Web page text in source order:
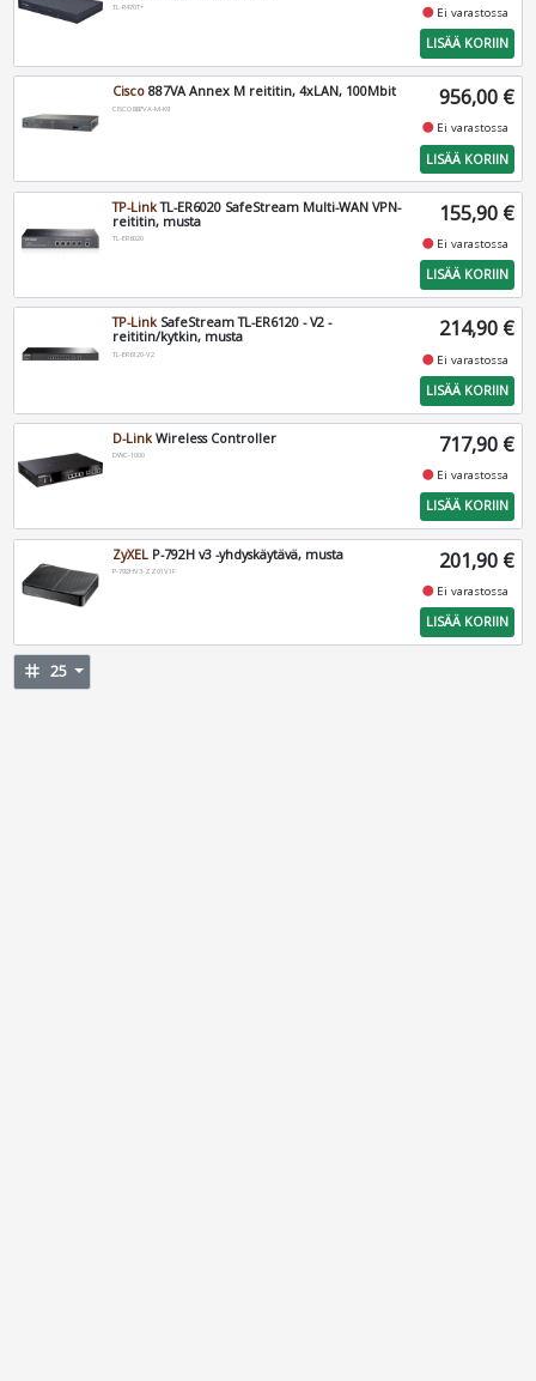
TL-R470T+ fiber_manual_record Ei varastossa
LISÄÄ KORIIN
Cisco 887VA Annex M reititin, 4xLAN, 100Mbit
CISCO887VA-M-K9 956,00 €
fiber_manual_record Ei varastossa
LISÄÄ KORIIN
TP-LinkTL-ER6020 SafeStream Multi-WAN VPN-
reititin, musta
TL-ER6020
155,90 €
fiber_manual_record Ei varastossa
LISÄÄ KORIIN
TP-LinkSafeStream TL-ER6120 - V2 -
reititin/kytkin, musta
TL-ER6120-V2
214,90 €
fiber_manual_record Ei varastossa
LISÄÄ KORIIN
D-LinkWireless Controller
DWC-1000 717,90 €
fiber_manual_record Ei varastossa
LISÄÄ KORIIN
ZyXEL P-792H v3 -yhdyskäytävä, musta
P-792HV3-ZZ01V1F 201,90 €
fiber_manual_record Ei varastossa
LISÄÄ KORIIN
tag 25